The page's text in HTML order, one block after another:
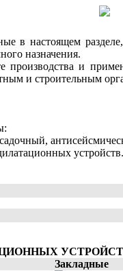
настоящем разделе,
назначения.
производства и
и строительным
устройств.
Закладные